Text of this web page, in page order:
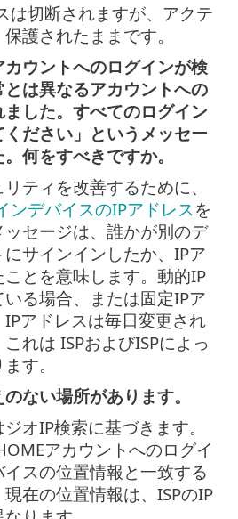
は切断されますが、アクテ
護されたままです。
カウントへのログインが検
は異なるアカウントへの
した。すべてのログイン
ださい」というメッセー
何をすべきですか。
ティを改善するために、
ンデバイスのIPアドレス を
セージは、誰かが別のデ
サインインしたか、IPア
ことを意味します。動的IP
る場合、または固定IPア
IPアドレスは毎日変更され
れは ISPおよびISPによっ
す。
ない場所があります。
オIP検索に基づきます。
アカウントへのログイ
スの位置情報と一致する
在の位置情報は、ISPのIP